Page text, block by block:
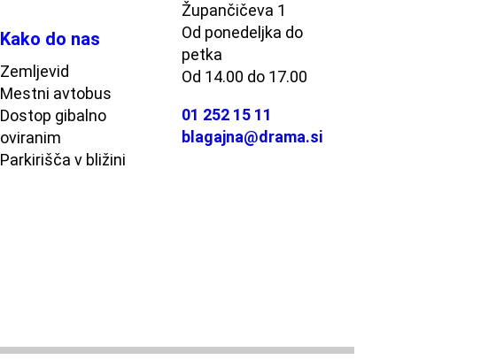
Kako do nas
Zemljevid
Mestni avtobus
Dostop gibalno
oviranim
Parkirišča v bližini
Župančičeva 1
Od ponedeljka do
petka
Od 14.00 do 17.00
01 252 15 11
blagajna@drama.si